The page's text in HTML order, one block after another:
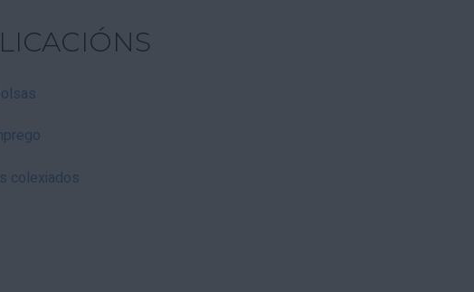
colexiados